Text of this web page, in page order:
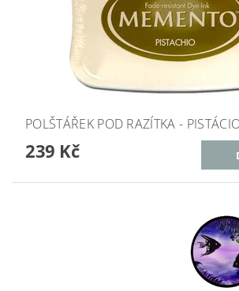
POLŠTÁŘEK POD RAZÍTKA -
239 Kč